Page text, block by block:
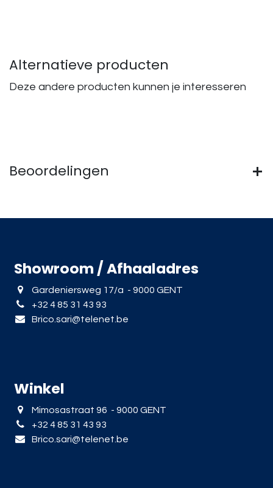
Alternatieve producten
Deze andere producten kunnen je interesseren
Beoordelingen
Showroom / Afhaaladres
Gardeniersweg 17/a - 9000 GENT
+32 4 85 31 43 93
Brico.sari@telenet.be
Winkel
Mimosastraat 96 - 9000 GENT
+32 4 85 31 43 93
Brico.sari@telenet.be